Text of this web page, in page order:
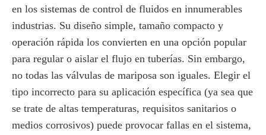
en los sistemas de control de fluidos en innumerables
industrias. Su diseño simple, tamaño compacto y
operación rápida los convierten en una opción popular
para regular o aislar el flujo en tuberías. Sin embargo,
no todas las válvulas de mariposa son iguales. Elegir el
tipo incorrecto para su aplicación específica (ya sea que
se trate de altas temperaturas, requisitos sanitarios o
medios corrosivos) puede provocar fallas en el sistema,